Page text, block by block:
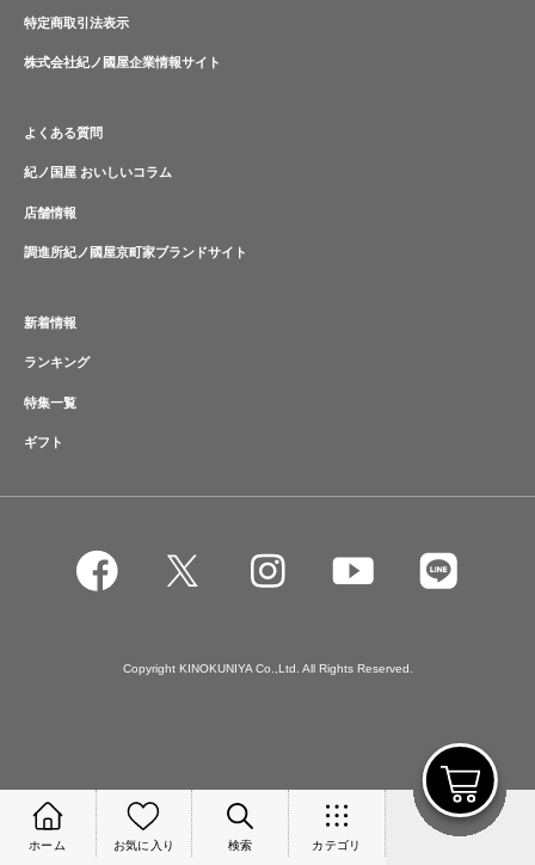
ホーム お気に入り 検索 カテゴリ
特定商取引法表示
株式会社紀ノ國屋企業情報サイト
よくある質問
紀ノ国屋 おいしいコラム
店舗情報
調進所紀ノ國屋京町家ブランドサイト
新着情報
ランキング
特集一覧
ギフト
Copyright KINOKUNIYA Co.,Ltd. All Rights Reserved.